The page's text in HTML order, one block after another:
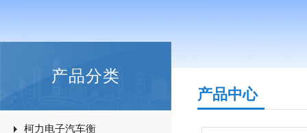
产品分类
柯力电子汽车衡
产品中心